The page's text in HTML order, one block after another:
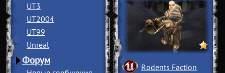
UT3
UT2004
UT99
Unreal
Форум
Rodents Faction